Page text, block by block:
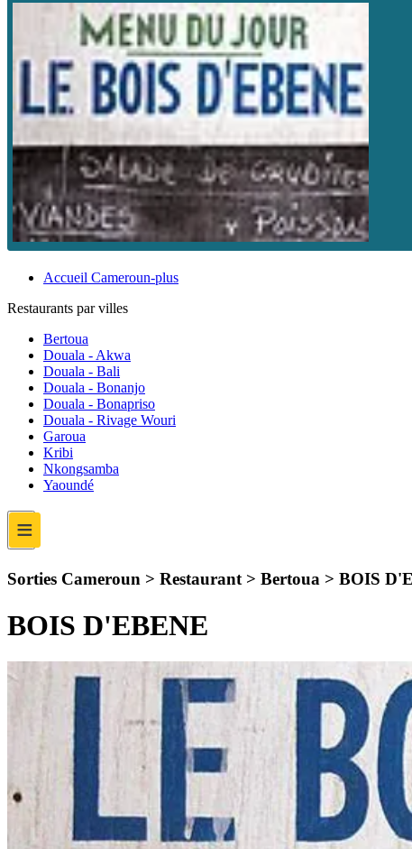
Accueil Cameroun-plus
Restaurants par villes
Bertoua
Douala - Akwa
Douala - Bali
Douala - Bonanjo
Douala - Bonapriso
Douala - Rivage Wouri
Garoua
Kribi
Nkongsamba
Yaoundé
≡
Sorties Cameroun > Restaurant > Bertoua > BOIS
BOIS D'EBENE